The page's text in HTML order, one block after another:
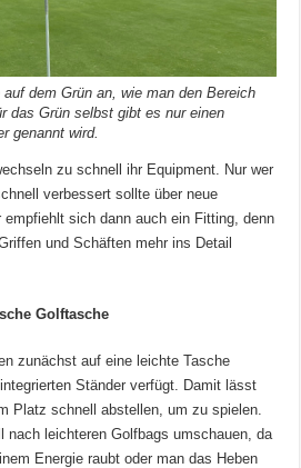
dem Grün an, wie man den Bereich
das Grün selbst gibt es nur einen
genannt wird.
zu schnell ihr Equipment. Nur wer
verbessert sollte über neue
empfiehlt sich dann auch ein Fitting, denn
und Schäften mehr ins Detail
Golftasche
zunächst auf eine leichte Tasche
Ständer verfügt. Damit lässt
Platz schnell abstellen, um zu spielen.
nach leichteren Golfbags umschauen, da
Energie raubt oder man das Heben